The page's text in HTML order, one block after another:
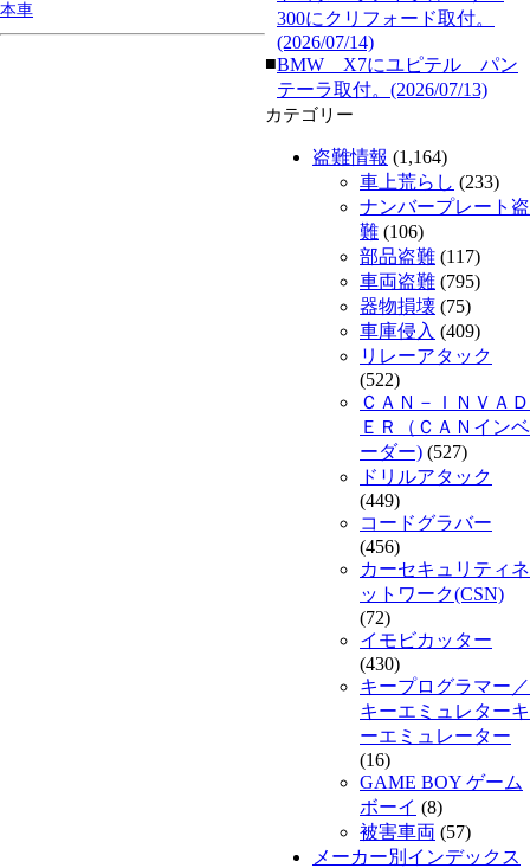
本車
300にクリフォード取付。
(2026/07/14)
■BMW X7にユピテル パン
テーラ取付。(2026/07/13)
カテゴリー
盗難情報 (1,164)
車上荒らし (233)
ナンバープレート盗
難 (106)
部品盗難 (117)
車両盗難 (795)
器物損壊 (75)
車庫侵入 (409)
リレーアタック
(522)
ＣＡＮ－ＩＮＶＡＤ
ＥＲ（ＣＡＮインベ
ーダー) (527)
ドリルアタック
(449)
コードグラバー
(456)
カーセキュリティネ
ットワーク(CSN)
(72)
イモビカッター
(430)
キープログラマー／
キーエミュレターキ
ーエミュレーター
(16)
GAME BOY ゲーム
ボーイ (8)
被害車両 (57)
メーカー別インデックス